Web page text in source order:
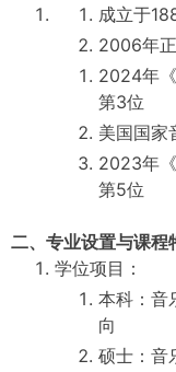
成立于
2006年
2024年
第3位
美国国家
2023年
第5位
二、专业设置与课程
学位项目：
本科：音
向
硕士：音